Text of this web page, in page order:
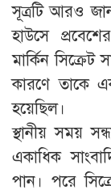
সূত্রটি আরও
হাউসে
মার্কিন সিক্রেট
কারণে তাকে
হয়েছিল।
স্থানীয় সময়
একাধিক
পান। পরে